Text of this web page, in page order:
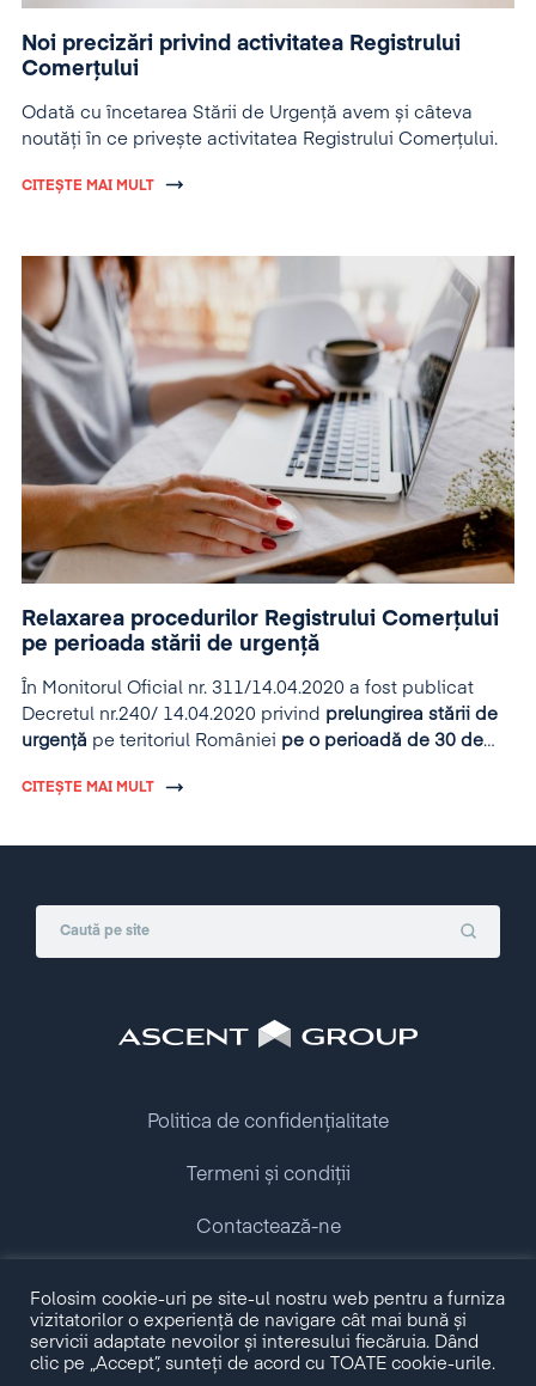
Noi precizări privind activitatea Registrului
Comerțului
Odată cu încetarea Stării de Urgență avem și câteva
noutăți în ce privește activitatea Registrului Comerțului.
CITEȘTE MAI MULT
Relaxarea procedurilor Registrului Comerțului
pe perioada stării de urgență
În Monitorul Oficial nr. 311/14.04.2020 a fost publicat
Decretul nr.240/ 14.04.2020 privind prelungirea stării de
urgență pe teritoriul României pe o perioadă de 30 de
CITEȘTE MAI MULT
Copyright © 2009 - 2026 Ascent Group.
All rights reserved.
Politica de confidențialitate
Termeni și condiții
Contactează-ne
Folosim cookie-uri pe site-ul nostru web pentru a furniza
vizitatorilor o experiență de navigare cât mai bună și
servicii adaptate nevoilor și interesului fiecăruia. Dând
clic pe „Accept”, sunteți de acord cu TOATE cookie-urile.